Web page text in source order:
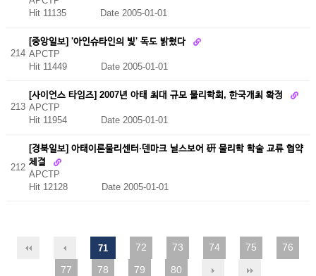
Hit 11135 Date 2005-01-01
214
[중앙일보] '아인슈타인의 빛' 독도 밝혔다
APCTP
Hit 11449
Date 2005-01-01
213
[사이언스 타임즈] 2007년 아태 최대 규모 물리학회, 한국개최 확정
APCTP
Hit 11954
Date 2005-01-01
212
[경북일보] 아태이론물리센터·덴마크 닐스보어 硏 물리학 학술 교류 협약
체결
APCTP
Hit 12128 Date 2005-01-01
71 72 73 74 75
76
77
78 79 80